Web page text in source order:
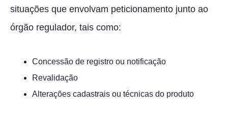
situações que envolvam peticionamento junto ao
órgão regulador, tais como:
Concessão de registro ou notificação
Revalidação
Alterações cadastrais ou técnicas do produto